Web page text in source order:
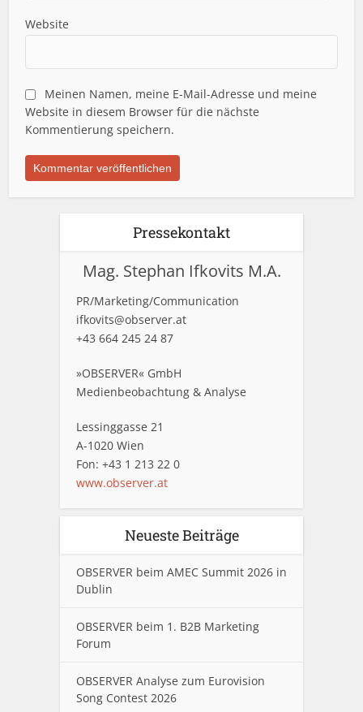
Website
Meinen Namen, meine E-Mail-Adresse und meine
Website in diesem Browser für die nächste
Kommentierung speichern.
Pressekontakt
Mag. Stephan Ifkovits M.A.
PR/Marketing/Communication
ifkovits@observer.at
+43 664 245 24 87
»OBSERVER« GmbH
Medienbeobachtung & Analyse
Lessinggasse 21
A-1020 Wien
Fon: +43 1 213 22 0
www.observer.at
Neueste Beiträge
OBSERVER beim AMEC Summit 2026 in
Dublin
OBSERVER beim 1. B2B Marketing
Forum
OBSERVER Analyse zum Eurovision
Song Contest 2026